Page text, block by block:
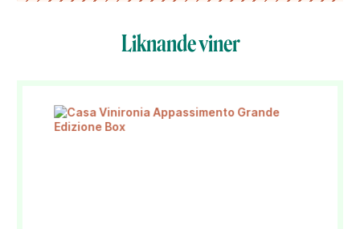
Liknande viner